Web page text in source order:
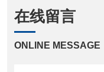
在线留言
ONLINE MESSAGE